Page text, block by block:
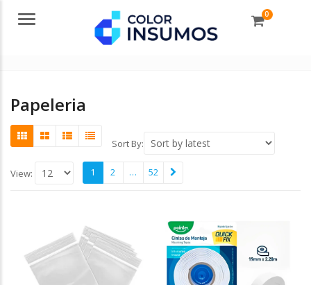
Menu 0
Papeleria
Sort By:
View: 1 2 … 52